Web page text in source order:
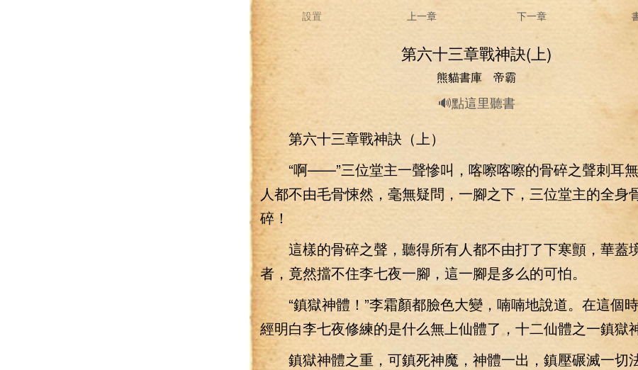
設置 上一章 下一章
第六十三章戰神訣(上)
熊貓書庫 帝霸
🔊點這里聽書
第六十三章戰神訣（上）
“啊——”三位堂主一聲慘叫，喀嚓喀嚓的骨碎之聲刺耳
人都不由毛骨悚然，毫無疑問，一腳之下，三位堂主的全身
碎！
這樣的骨碎之聲，聽得所有人都不由打了下寒顫，華蓋
者，竟然擋不住李七夜一腳，這一腳是多么的可怕。
“鎮獄神體！”李霜顏都臉色大變，喃喃地說道。在這個
經明白李七夜修練的是什么無上仙體了，十二仙體之一鎮獄
鎮獄神體之重，可鎮死神魔，神體一出，鎮壓碾滅一切